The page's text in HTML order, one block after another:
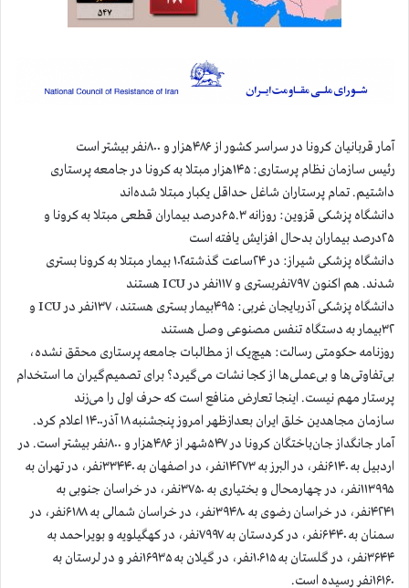
آمار قربانیان کرونا در سراسر کشور از ۴۸۶هزار و ۸۰۰نفر بیشتر است
رئیس سازمان نظام پرستاری: ۱۴۵هزار مبتلا به کرونا در جامعه پرستاری
داشتیم. تمام پرستاران شاغل حداقل یکبار مبتلا شده‌اند
دانشگاه پزشکی قزوین: روزانه ۶۵.۳درصد بیماران قطعی مبتلا به کرونا و
۲۵درصد بیماران بدحال افزایش یافته است
دانشگاه پزشکی شیراز: در ۲۴ساعت گذشته۱۰۲ بیمار مبتلا به کرونا بستری
شدند. هم اکنون ۷۹۷نفربستری و ۱۱۷نفر در ICU هستند
دانشگاه پزشکی آذربایجان غربی: ۴۹۵بیمار بستری هستند، ۱۳۷نفر در ICU و
۳۲بیمار به دستگاه تنفس مصنوعی وصل هستند
روزنامه حکومتی رسالت: هیچ‌یک از مطالبات جامعه پرستاری محقق نشده،
بی‌تفاوتی‌ها و بی‌عملی‌ها از کجا نشات می‌گیرد؟ برای تصمیم‌گیران ما استخدام
پرستار مهم نیست. اینجا تعارض منافع است که حرف اول را می‌زند
سازمان مجاهدین خلق ایران بعدازظهر امروز پنجشنبه ۱۸ آذر۱۴۰۰ اعلام کرد.
آمار جانگداز جان‌باختگان کرونا در ۵۴۷شهر از ۴۸۶هزار و ۸۰۰نفر بیشتر است. در
اردبیل به ۶۱۴۰نفر، در البرز به ۱۴۲۷۳نفر، در اصفهان به ۳۳۴۴۰نفر، در تهران به
۱۱۳۹۹۵نفر، در چهارمحال و بختیاری به ۳۷۵۰نفر، در خراسان جنوبی به
۴۲۴۱نفر، در خراسان رضوی به ۳۹۴۸۰نفر، در خراسان شمالی به ۶۱۸۸نفر، در
سمنان به ۶۴۴۰نفر، در کردستان به ۷۹۹۷نفر، در کهگیلویه و بویراحمد به
۳۶۴۴نفر، در گلستان به ۱۰۶۱۵نفر، در گیلان به ۱۶۹۳۵نفر و در لرستان به
۱۶۱۶۰نفر رسیده است.